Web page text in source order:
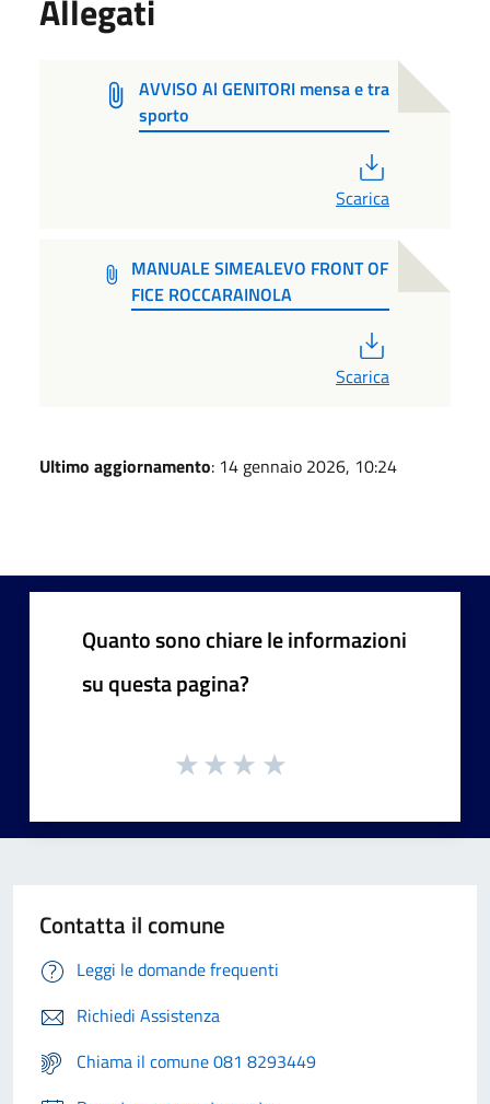
Allegati
AVVISO Al GENITORI mensa e tra
sporto
Scarica
MANUALE SIMEALEVO FRONT OF
FICE ROCCARAINOLA
Scarica
Ultimo aggiornamento: 14 gennaio 2026, 10:24
Quanto sono chiare le informazioni
su questa pagina?
Contatta il comune
Leggi le domande frequenti
Richiedi Assistenza
Chiama il comune 081 8293449